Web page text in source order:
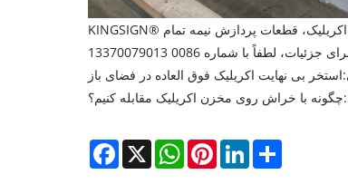
قطعات پردازش نیمه تمام
استخر بی نهایت اکریلیک فوق العاده در فضای باز
چگونه با خراش روی مخزن اکریلیک مقابله کنیم؟
Facebook
X WhatsAppPinterestLinkedIn